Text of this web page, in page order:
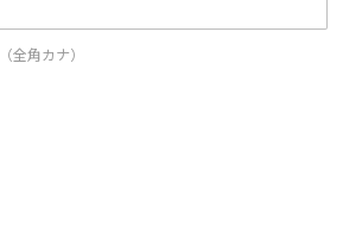
角カナ）